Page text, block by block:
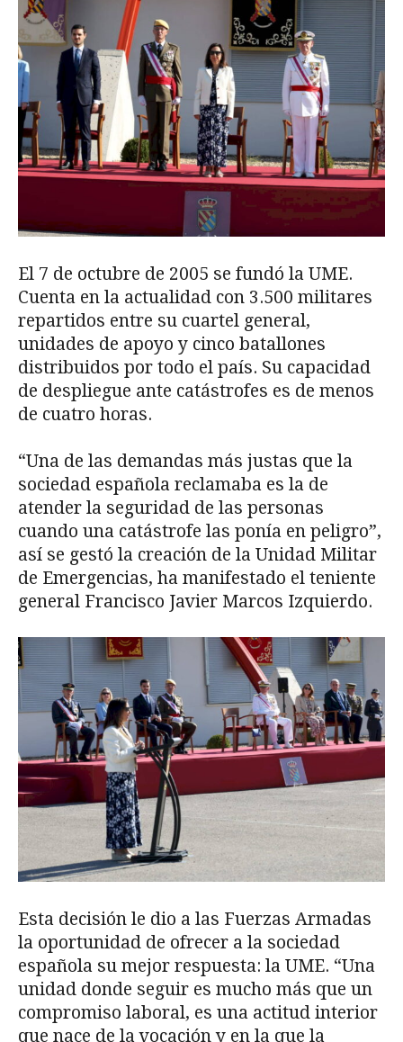
El 7 de octubre de 2005 se fundó la UME.
Cuenta en la actualidad con 3.500 militares
repartidos entre su cuartel general,
unidades de apoyo y cinco batallones
distribuidos por todo el país. Su capacidad
de despliegue ante catástrofes es de menos
de cuatro horas.
“Una de las demandas más justas que la
sociedad española reclamaba es la de
atender la seguridad de las personas
cuando una catástrofe las ponía en peligro”,
así se gestó la creación de la Unidad Militar
de Emergencias, ha manifestado el teniente
general Francisco Javier Marcos Izquierdo.
Esta decisión le dio a las Fuerzas Armadas
la oportunidad de ofrecer a la sociedad
española su mejor respuesta: la UME. “Una
unidad donde seguir es mucho más que un
compromiso laboral, es una actitud interior
que nace de la vocación y en la que la